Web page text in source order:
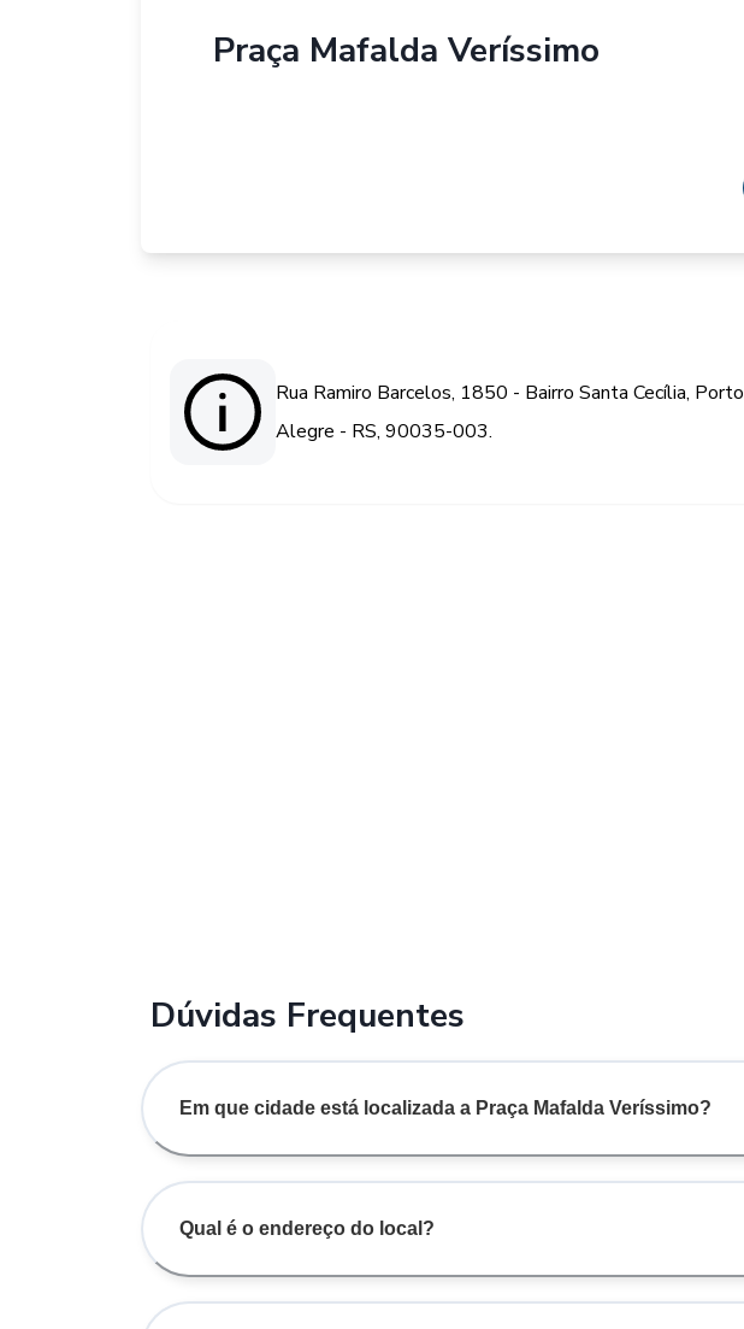
Praça Mafalda Veríssimo
Rua Ramiro Barcelos, 1850 - Bairro Santa Cecília, Porto
Alegre - RS, 90035-003.
Dúvidas Frequentes
Em que cidade está localizada a Praça Mafalda Veríssimo?
Qual é o endereço do local?